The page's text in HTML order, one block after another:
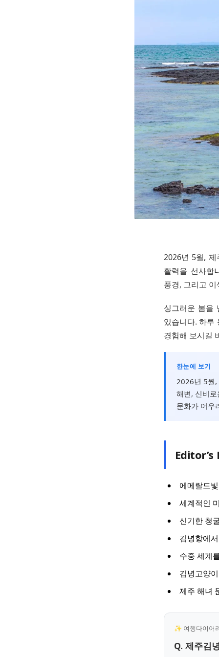
2026년 5월,
활력을 선사합
풍경, 그리고
싱그러운 봄을
있습니다. 하루
경험해 보시길
한눈에 보기
2026년 5월,
해변, 신비
문화가 어우
Editor’s
에메랄드
세계적인
신기한 청
김녕항에
수중 세계
김녕고양
제주 해녀
✨ 여행다이어
Q. 제주김